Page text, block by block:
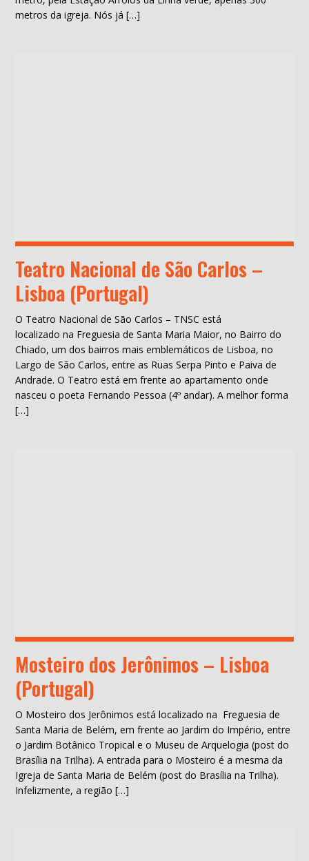
metros da igreja. Nós já […]
Teatro Nacional de São Carlos –
Lisboa (Portugal)
O Teatro Nacional de São Carlos – TNSC está
localizado na Freguesia de Santa Maria Maior, no Bairro do
Chiado, um dos bairros mais emblemáticos de Lisboa, no
Largo de São Carlos, entre as Ruas Serpa Pinto e Paiva de
Andrade. O Teatro está em frente ao apartamento onde
nasceu o poeta Fernando Pessoa (4º andar). A melhor forma
[…]
Mosteiro dos Jerônimos – Lisboa
(Portugal)
O Mosteiro dos Jerônimos está localizado na Freguesia de
Santa Maria de Belém, em frente ao Jardim do Império, entre
o Jardim Botânico Tropical e o Museu de Arquelogia (post do
Brasília na Trilha). A entrada para o Mosteiro é a mesma da
Igreja de Santa Maria de Belém (post do Brasília na Trilha).
Infelizmente, a região […]